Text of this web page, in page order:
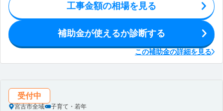
工事金額の相場を見る
補助金が使えるか診断する
この補助金の詳細を見る
受付中
宮古市全域 子育て・若年